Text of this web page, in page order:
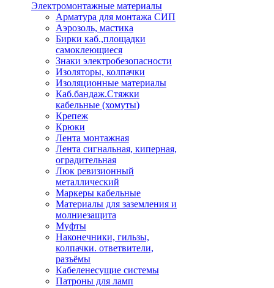
Электромонтажные материалы
Арматура для монтажа СИП
Аэрозоль, мастика
Бирки каб.,площадки
самоклеющиеся
Знаки электробезопасности
Изоляторы, колпачки
Изоляционные материалы
Каб.бандаж.Стяжки
кабельные (хомуты)
Крепеж
Крюки
Лента монтажная
Лента сигнальная, киперная,
оградительная
Люк ревизионный
металлический
Маркеры кабельные
Материалы для заземления и
молниезащита
Муфты
Наконечники, гильзы,
колпачки. ответвители,
разъёмы
Кабеленесущие системы
Патроны для ламп